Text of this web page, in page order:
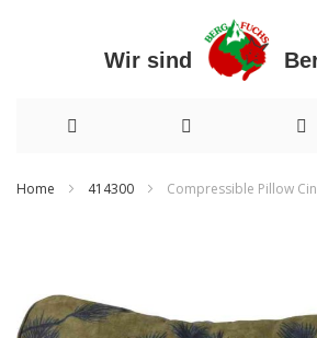
Wir sind
Home 414300 Compressible Pillow
Bildergalerie
springen